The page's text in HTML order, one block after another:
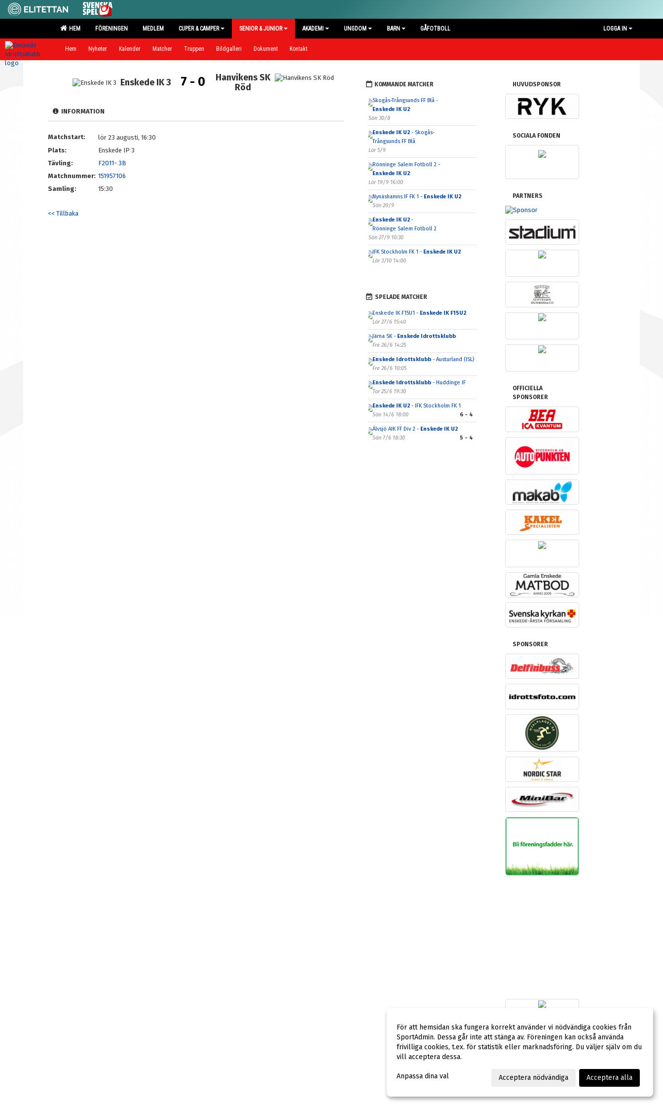
HEM FÖRENINGEN MEDLEM CUPER & CAMPER SENIOR & JUNIOR AKADEMI UNGDOM BARN GÅFOTBOLL LOGGA IN
Hem Nyheter Kalender Matcher Truppen Bildgalleri Dokument Kontakt
Enskede IK 3 7 - 0
Hanvikens SK
Röd
INFORMATION
Matchstart:
lör 23 augusti, 16:30
Plats:
Enskede IP 3
Tävling:
F2011- 3B
Matchnummer: 151957106
Samling:
15:30
<< Tillbaka
KOMMANDE MATCHER
Skogås-Trångsunds FF Blå -
Enskede IK U2
Sön 30/8
Enskede IK U2- Skogås-
Trångsunds FF Blå
Lör 5/9
Rönninge Salem Fotboll 2 -
Enskede IK U2
Lör 19/9 16:00
Nynäshamns IF FK 1 - Enskede IK U2
Sön 20/9
Enskede IK U2-
Rönninge Salem Fotboll 2
Sön 27/9 10:30
IFK Stockholm FK 1 - Enskede IK U2
Lör 3/10 14:00
SPELADE MATCHER
Enskede IK F15U1 - Enskede IK F15U2
Lör 27/6 15:40
Järna SK - Enskede Idrottsklubb
Fre 26/6 14:25
Enskede Idrottsklubb- Austurland (ISL)
Fre 26/6 10:05
Enskede Idrottsklubb- Huddinge IF
Tor 25/6 19:30
Enskede IK U2- IFK Stockholm FK 1
Sön 14/6 18:00
6 - 4
Älvsjö AIK FF Div 2 - Enskede IK U2
Sön 7/6 18:30
5 - 4
HUVUDSPONSOR
SOCIALA FONDEN
PARTNERS
OFFICIELLA
SPONSORER
SPONSORER
LAGSPONSOR
För att hemsidan ska fungera korrekt använder vi nödvändiga cookies från
SportAdmin. Dessa går inte att stänga av. Föreningen kan också använda
frivilliga cookies, t.ex. för statistik eller marknadsföring. Du väljer själv om du
vill acceptera dessa.
Anpassa dina val Acceptera nödvändiga Acceptera alla